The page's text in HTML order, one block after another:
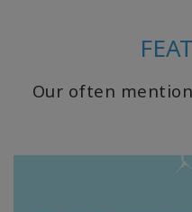
Our often